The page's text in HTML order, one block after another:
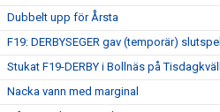
Dubbelt upp för Årsta
F19: DERBYSEGER gav (temporär)
Stukat F19-DERBY i Bollnäs på
Nacka vann med marginal